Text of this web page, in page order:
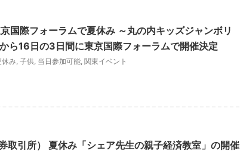
国際フォーラムで夏休み ～丸の内キッズジャンボリ
ら16日の3日間に東京国際フォーラムで開催決定
休み, 子供, 当日参加可能, 関東イベント
取引所） 夏休み「シェア先生の親子経済教室」の開催